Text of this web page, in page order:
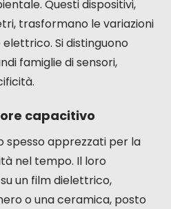
Questi dispositivi,
trasformano le variazioni
Si distinguono
famiglie di sensori,
capacitivo
spesso apprezzati per la
nel tempo. Il loro
un film dielettrico,
o una ceramica, posto